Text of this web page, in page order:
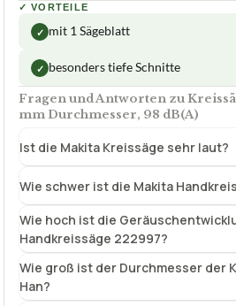
✓ VORTEILE
✓ mit 1 Sägeblatt
✓ besonders tiefe Schnitte
Fragen und Antworten zu
mm Durchmesser, 98 dB(A)
Ist die Makita Kreissäge sehr laut?
Wie schwer ist die Makita
Wie hoch ist die
Handkreissäge 222997?
Wie groß ist der Durchmesser der
Han?